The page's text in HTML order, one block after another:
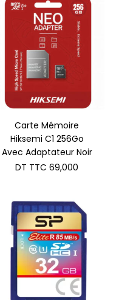
Carte Mémoire
Hiksemi C1 256Go
Avec Adaptateur Noir
DT TTC 69,000